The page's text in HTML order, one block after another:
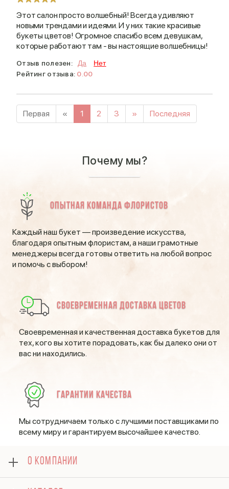
Этот салон просто волшебный! Всегда удивляют
новыми трендами и идеями. И у них такие красивые
букеты цветов! Огромное спасибо всем девушкам,
которые работают там - вы настоящие волшебницы!
Отзыв полезен: Да
Нет
Рейтинг отзыва: 0.00
Первая « 1 2 3 » Последняя
Почему мы?
Опытная команда флористов
Каждый наш букет — произведение искусства,
благодаря опытным флористам, а наши грамотные
менеджеры всегда готовы ответить на любой вопрос
и помочь с выбором!
Своевременная доставка цветов
Своевременная и качественная доставка букетов для
тех, кого вы хотите порадовать, как бы далеко они от
вас ни находились.
Гарантии качества
Мы сотрудничаем только с лучшими поставщиками по
всему миру и гарантируем высочайшее качество.
О КОМПАНИИ